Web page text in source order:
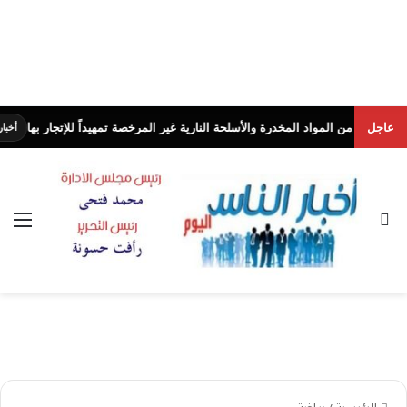
عاجلالمخدرة والأسلحة النارية غير المرخصة تمهيداً للإتجار بها أخبار الناس اليوم
بحث عن